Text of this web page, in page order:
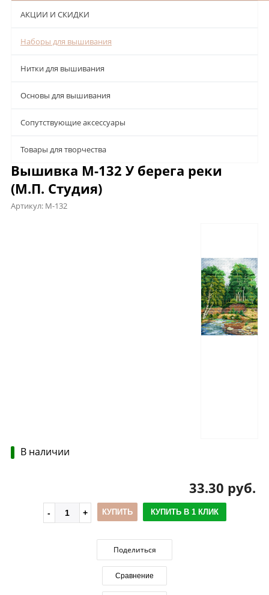
АКЦИИ И СКИДКИ
Наборы для вышивания
Нитки для вышивания
Основы для вышивания
Сопутствующие аксессуары
Товары для творчества
Вышивка М-132 У берега реки
(М.П. Студия)
Артикул: М-132
В наличии
33.30 руб.
КУПИТЬ КУПИТЬ В 1 КЛИК
Поделиться
Сравнение